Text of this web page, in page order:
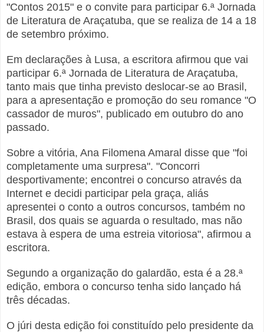
"Contos 2015" e o convite para participar 6.ª Jornada
de Literatura de Araçatuba, que se realiza de 14 a 18
de setembro próximo.
Em declarações à Lusa, a escritora afirmou que vai
participar 6.ª Jornada de Literatura de Araçatuba,
tanto mais que tinha previsto deslocar-se ao Brasil,
para a apresentação e promoção do seu romance "O
cassador de muros", publicado em outubro do ano
passado.
Sobre a vitória, Ana Filomena Amaral disse que "foi
completamente uma surpresa". "Concorri
desportivamente; encontrei o concurso através da
Internet e decidi participar pela graça, aliás
apresentei o conto a outros concursos, também no
Brasil, dos quais se aguarda o resultado, mas não
estava à espera de uma estreia vitoriosa", afirmou a
escritora.
Segundo a organização do galardão, esta é a 28.ª
edição, embora o concurso tenha sido lançado há
três décadas.
O júri desta edição foi constituído pelo presidente da